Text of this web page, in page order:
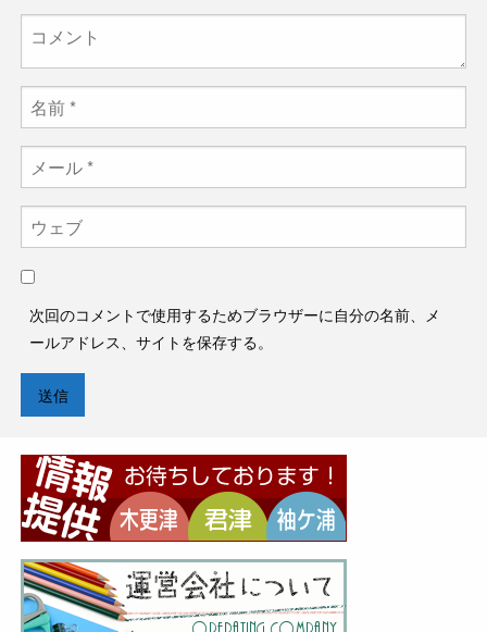
次回のコメントで使用するためブラウザーに自分の名前、メ
ールアドレス、サイトを保存する。